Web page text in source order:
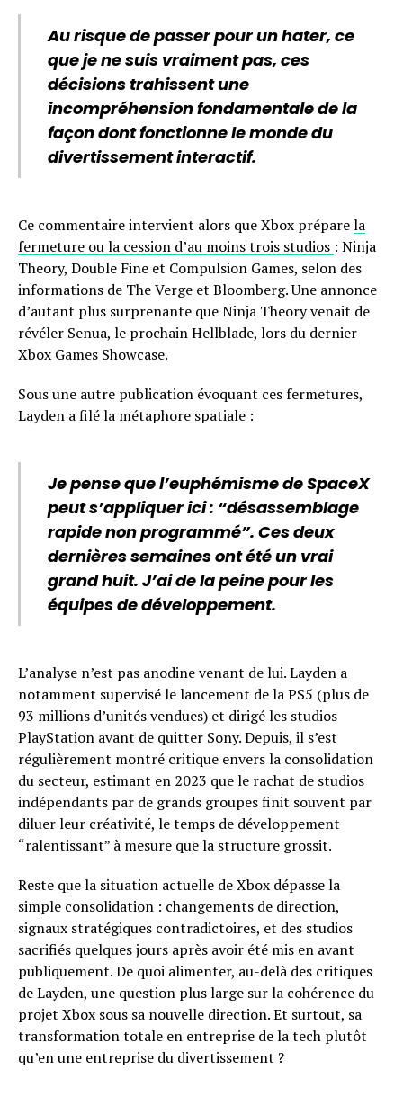
Au risque de passer pour un hater, ce
que je ne suis vraiment pas, ces
décisions trahissent une
incompréhension fondamentale de la
façon dont fonctionne le monde du
divertissement interactif.
Ce commentaire intervient alors que Xbox préparela
fermeture ou la cession d’au moins trois studios : Ninja
Theory, Double Fine et Compulsion Games, selon des
informations de The Verge et Bloomberg. Une annonce
d’autant plus surprenante que Ninja Theory venait de
révéler Senua, le prochain Hellblade, lors du dernier
Xbox Games Showcase.
Sous une autre publication évoquant ces fermetures,
Layden a filé la métaphore spatiale :
Je pense que l’euphémisme de SpaceX
peut s’appliquer ici : “désassemblage
rapide non programmé”. Ces deux
dernières semaines ont été un vrai
grand huit. J’ai de la peine pour les
équipes de développement.
L’analyse n’est pas anodine venant de lui. Layden a
notamment supervisé le lancement de la PS5 (plus de
93 millions d’unités vendues) et dirigé les studios
PlayStation avant de quitter Sony. Depuis, il s’est
régulièrement montré critique envers la consolidation
du secteur, estimant en 2023 que le rachat de studios
indépendants par de grands groupes finit souvent par
diluer leur créativité, le temps de développement
“ralentissant” à mesure que la structure grossit.
Reste que la situation actuelle de Xbox dépasse la
simple consolidation : changements de direction,
signaux stratégiques contradictoires, et des studios
sacrifiés quelques jours après avoir été mis en avant
publiquement. De quoi alimenter, au-delà des critiques
de Layden, une question plus large sur la cohérence du
projet Xbox sous sa nouvelle direction. Et surtout, sa
transformation totale en entreprise de la tech plutôt
qu’en une entreprise du divertissement ?